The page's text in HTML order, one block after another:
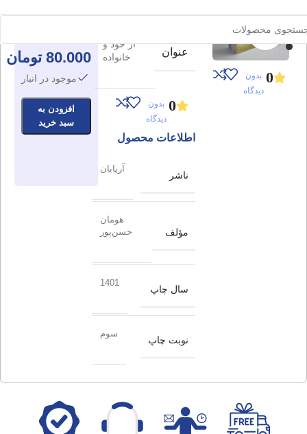
برای بزرگنمایی کلیک کنید
0 بدون
دیدگاه
عنوان
آغاز
از خود و
خانواده
0 بدون
دیدگاه
اطلاعات محصول
ناشر
آریابان
مؤلف
هومان
حسن‌پور
سال چاپ
1401
نوبت چاپ
سوم
کارت‌های عضو
80.000 تومان
موجود در انبار
افزودن به
سبد خرید